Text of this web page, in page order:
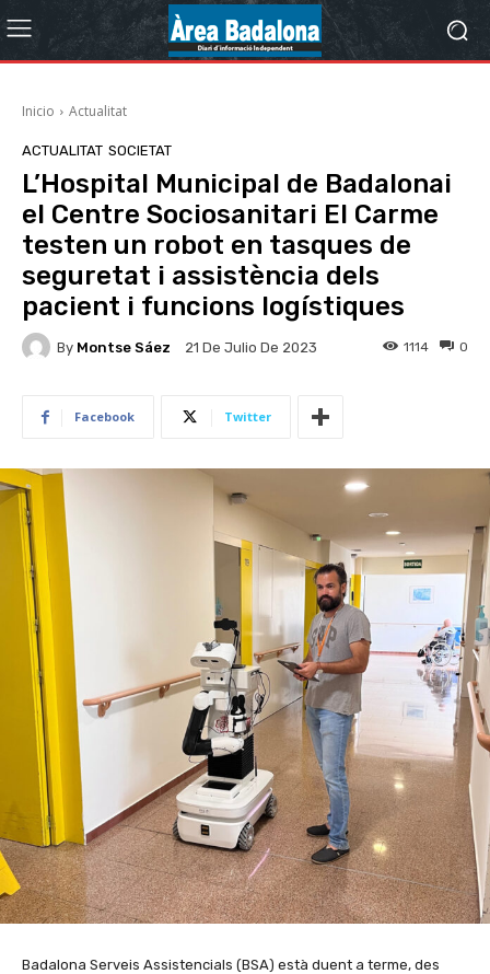
Inicio Actualitat
ACTUALITAT SOCIETAT
L’Hospital Municipal de Badalonai
el Centre Sociosanitari El Carme
testen un robot en tasques de
seguretat i assistència dels
pacient i funcions logístiques
By Montse Sáez 21 De Julio De 2023 0
1114
Facebook Twitter
Badalona Serveis Assistencials (BSA) està duent a terme, des